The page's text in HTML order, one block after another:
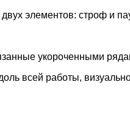
двух элементов: строф и
укороченными
всей работы,